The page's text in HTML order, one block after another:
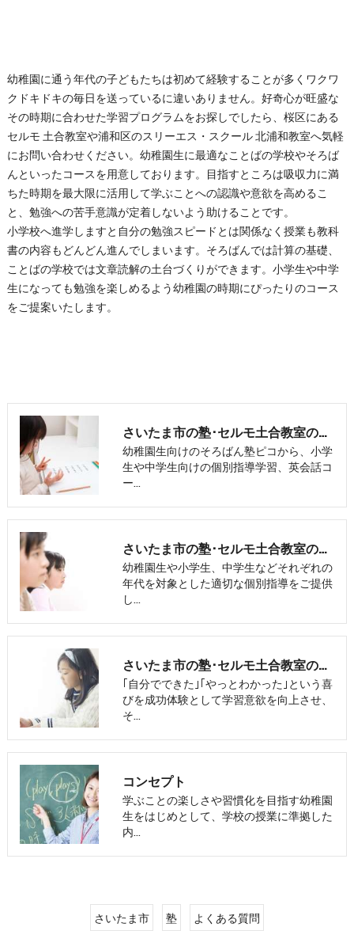
幼稚園に通う年代の子どもたちは初めて経験することが多くワクワ
クドキドキの毎日を送っているに違いありません。好奇心が旺盛な
その時期に合わせた学習プログラムをお探しでしたら、桜区にある
セルモ 土合教室や浦和区のスリーエス・スクール 北浦和教室へ気軽
にお問い合わせください。幼稚園生に最適なことばの学校やそろば
んといったコースを用意しております。目指すところは吸収力に満
ちた時期を最大限に活用して学ぶことへの認識や意欲を高めるこ
と、勉強への苦手意識が定着しないよう助けることです。
小学校へ進学しますと自分の勉強スピードとは関係なく授業も教科
書の内容もどんどん進んでしまいます。そろばんでは計算の基礎、
ことばの学校では文章読解の土台づくりができます。小学生や中学
生になっても勉強を楽しめるよう幼稚園の時期にぴったりのコース
をご提案いたします。
さいたま市の塾･セルモ土合教室の評判
幼稚園生向けのそろばん塾ピコから、小学
生や中学生向けの個別指導学習、英会話コ
ー…
さいたま市の塾･セルモ土合教室の口コミ情報
幼稚園生や小学生、中学生などそれぞれの
年代を対象とした適切な個別指導をご提供
し…
さいたま市の塾･セルモ土合教室のお客様の声
｢自分でできた｣｢やっとわかった｣という喜
びを成功体験として学習意欲を向上させ、
そ…
コンセプト
学ぶことの楽しさや習慣化を目指す幼稚園
生をはじめとして、学校の授業に準拠した
内…
さいたま市 塾 よくある質問